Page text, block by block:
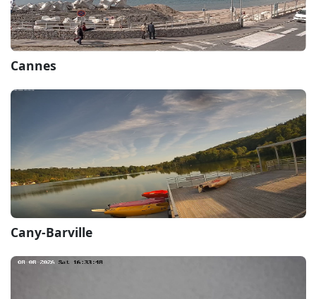
Cannes
Cany-Barville